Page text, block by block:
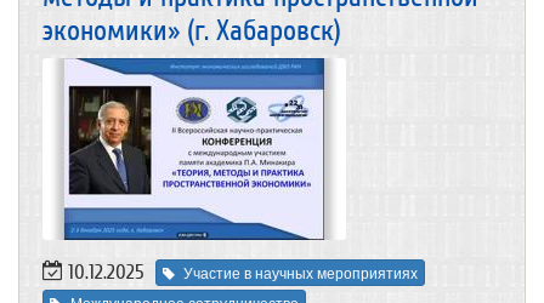
экономики» (г. Хабаровск)
10.12.2025
Участие в научных мероприятиях